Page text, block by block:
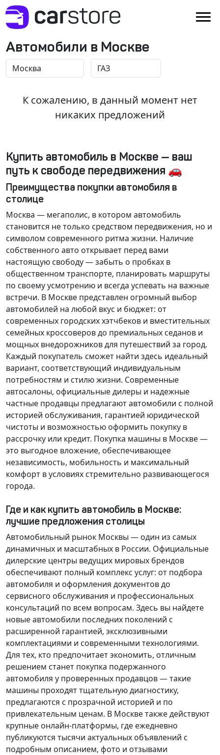
Автомобили в Москве
К сожалению, в данный момент нет
никаких предложений
Купить автомобиль в Москве — ваш
путь к свободе передвижения 🚗
Преимущества покупки автомобиля в
столице
Москва — мегаполис, в котором автомобиль
становится не только средством передвижения, но и
символом современного ритма жизни. Наличие
собственного авто открывает перед вами
настоящую свободу — забыть о пробках в
общественном транспорте, планировать маршруты
по своему усмотрению и всегда успевать на важные
встречи. В Москве представлен огромный выбор
автомобилей на любой вкус и бюджет: от
современных городских хэтчбеков и вместительных
семейных кроссоверов до премиальных седанов и
мощных внедорожников для путешествий за город.
Каждый покупатель сможет найти здесь идеальный
вариант, соответствующий индивидуальным
потребностям и стилю жизни. Современные
автосалоны, официальные дилеры и надежные
частные продавцы предлагают автомобили с полной
историей обслуживания, гарантией юридической
чистоты и возможностью оформить покупку в
рассрочку или кредит. Покупка машины в Москве —
это выгодное вложение, обеспечивающее
независимость, мобильность и максимальный
комфорт в условиях стремительно развивающегося
города.
Где и как купить автомобиль в Москве:
лучшие предложения столицы
Автомобильный рынок Москвы — один из самых
динамичных и масштабных в России. Официальные
дилерские центры ведущих мировых брендов
обеспечивают полный комплекс услуг: от подбора
автомобиля и оформления документов до
сервисного обслуживания и профессиональных
консультаций по всем вопросам. Здесь вы найдете
новые автомобили последних поколений с
расширенной гарантией, эксклюзивными
комплектациями и современными технологиями.
Для тех, кто предпочитает экономить, отличным
решением станет покупка подержанного
автомобиля у проверенных продавцов — такие
машины проходят тщательную диагностику,
предлагаются с прозрачной историей и по
привлекательным ценам. В Москве также действуют
крупные онлайн-платформы, где ежедневно
публикуются тысячи актуальных объявлений с
подробным описанием, фото и отзывами